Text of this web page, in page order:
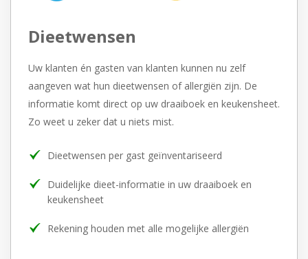
Dieetwensen
Uw klanten én gasten van klanten kunnen nu zelf
aangeven wat hun dieetwensen of allergiën zijn. De
informatie komt direct op uw draaiboek en keukensheet.
Zo weet u zeker dat u niets mist.
Dieetwensen per gast geïnventariseerd
Duidelijke dieet-informatie in uw draaiboek en
keukensheet
Rekening houden met alle mogelijke allergiën